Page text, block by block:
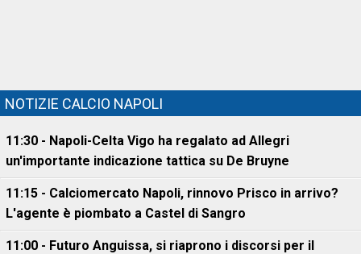
NOTIZIE CALCIO NAPOLI
11:30 - Napoli-Celta Vigo ha regalato ad Allegri
un'importante indicazione tattica su De Bruyne
11:15 - Calciomercato Napoli, rinnovo Prisco in arrivo?
L'agente è piombato a Castel di Sangro
11:00 - Futuro Anguissa, si riaprono i discorsi per il